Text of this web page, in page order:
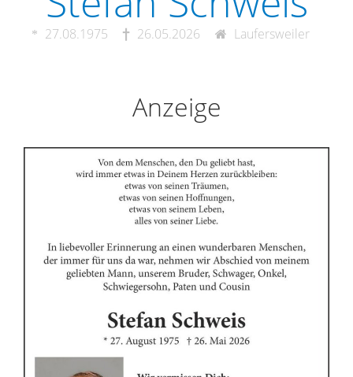
27.08.1975 26.05.2026 Laufersweiler
Anzeige